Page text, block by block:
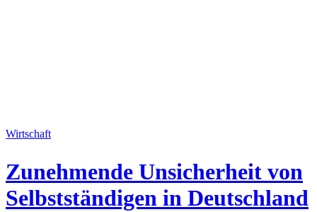
Wirtschaft
Zunehmende Unsicherheit von
Selbstständigen in Deutschland